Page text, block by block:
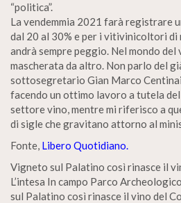
“politica”.
La vendemmia 2021 farà registrare
dal 20 al 30% e per i vitivinicoltori di
andrà sempre peggio. Nel mondo del
mascherata da altro. Non parlo del
sottosegretario Gian Marco
facendo un ottimo lavoro a tutela
settore vino, mentre mi riferisco a
di sigle che gravitano attorno al
Fonte, Libero Quotidiano.
Vigneto sul Palatino così rinasce il
L’intesa In campo Parco
sul Palatino così rinasce il vino del